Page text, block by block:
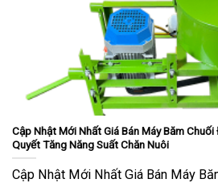
Cập Nhật Mới Nhất Giá Bán Máy Băm
Quyết Tăng Năng Suất Chăn Nuôi
Cập Nhật Mới Nhất Giá Bán Máy